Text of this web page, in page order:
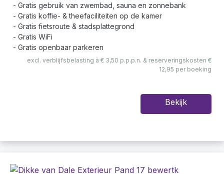
Gratis gebruik van zwembad, sauna en zonnebank
Gratis koffie- & theefaciliteiten op de kamer
Gratis fietsroute & stadsplattegrond
Gratis WiFi
Gratis openbaar parkeren
excl. verblijfsbelasting à € 3,50 p.p.p.n. & reserveringskosten €
12,95 per boeking
Bekijk